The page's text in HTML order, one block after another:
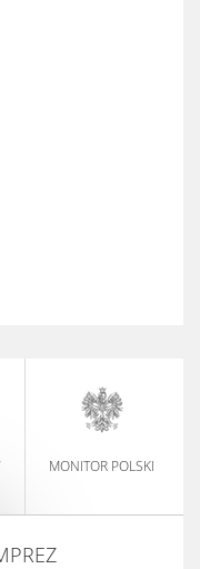
MONITOR POLSKI